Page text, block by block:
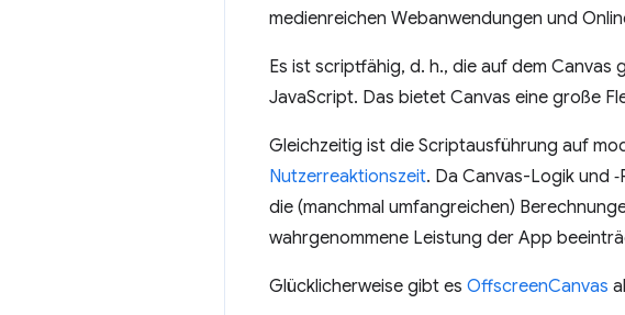
medienreichen Webanwendungen und
Es ist scriptfähig, d. h., die auf dem
JavaScript. Das bietet Canvas eine große
Gleichzeitig ist die Scriptausführung auf
Nutzerreaktionszeit. Da Canvas-Logik und
die (manchmal umfangreichen)
wahrgenommene Leistung der App
Glücklicherweise gibt es OffscreenCanvas